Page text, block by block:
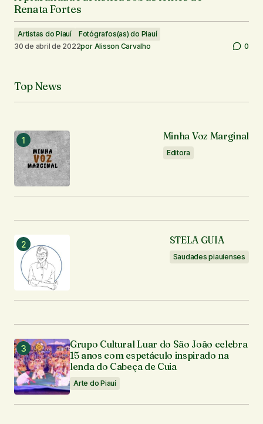
Renata Fortes
Artistas do Piauí
Fotógrafos(as) do Piauí
30 de abril de 2022por Alisson Carvalho 0
Top News
Minha Voz Marginal
Editora
STELA GUIA
Saudades piauienses
Grupo Cultural Luar do São João celebra
15 anos com espetáculo inspirado na
lenda do Cabeça de Cuia
Arte do Piauí